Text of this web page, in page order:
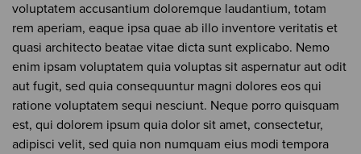
voluptatem accusantium doloremque laudantium, totam
rem aperiam, eaque ipsa quae ab illo inventore veritatis et
quasi architecto beatae vitae dicta sunt explicabo. Nemo
enim ipsam voluptatem quia voluptas sit aspernatur aut odit
aut fugit, sed quia consequuntur magni dolores eos qui
ratione voluptatem sequi nesciunt. Neque porro quisquam
est, qui dolorem ipsum quia dolor sit amet, consectetur,
adipisci velit, sed quia non numquam eius modi tempora